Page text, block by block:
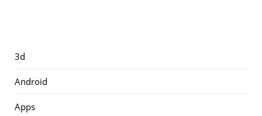
3d
Android
Apps